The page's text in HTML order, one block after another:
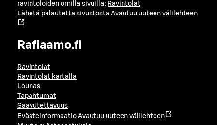
ravintoloiden omilla sivuilla: Ravintolat
Lähetä palautetta sivustosta Avautuu uuteen välilehteen
Raflaamo.fi
Ravintolat
Ravintolat kartalla
Lounas
Tapahtumat
Saavutettavuus
Evästeinformaatio Avautuu uuteen välilehteen